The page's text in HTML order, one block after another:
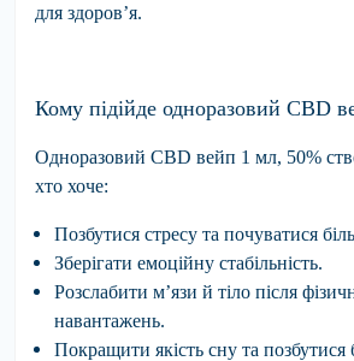
для здоров’я.
Кому підійде одноразовий CBD
Одноразовий CBD вейп 1 мл, 50%
хто хоче:
Позбутися стресу та почуватися
Зберігати емоційну стабільність.
Розслабити м’язи й тіло після
навантажень.
Покращити якість сну та позбутися